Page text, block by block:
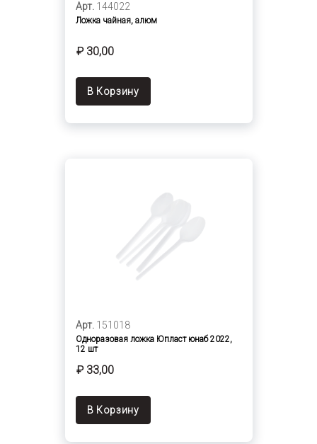
Арт. 144022
Ложка чайная, алюм
₽ 30,00
В Корзину
Арт. 151018
Одноразовая ложка Юпласт юнаб 2022,
12 шт
₽ 33,00
В Корзину